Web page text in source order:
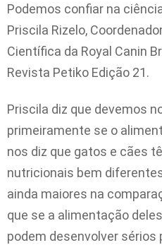
Podemos confiar na
Priscila Rizelo,
Científica da Royal Canin
Revista Petiko Edição 21.
Priscila diz que devemos
primeiramente se o
nos diz que gatos e cães
nutricionais bem
ainda maiores na
que se a alimentação
podem desenvolver sérios